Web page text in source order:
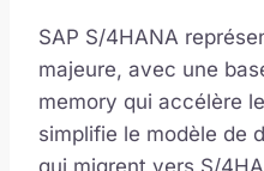
SAP S/4HANA
majeure, avec une
memory qui accélère
simplifie le modèle de